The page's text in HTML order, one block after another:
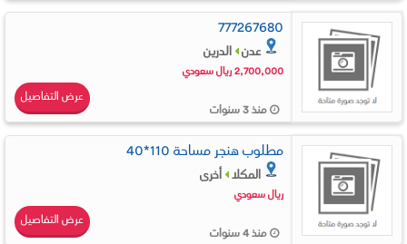
777267680
عدن الدرين
2,700,000 ريال سعودي
منذ 3 سنوات
عرض التفاصيل
مطلوب هنجر مساحة 110*40
المكلا أخرى
ريال سعودي
منذ 4 سنوات
عرض التفاصيل